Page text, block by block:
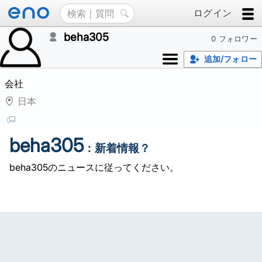
ログイン
0 フォロワー
beha305
追加/フォロー
会社
日本
beha305：新着情報？
beha305のニュースに従ってください。